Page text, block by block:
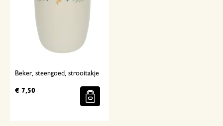
Beker, steengoed, strooitakje
€ 7,50